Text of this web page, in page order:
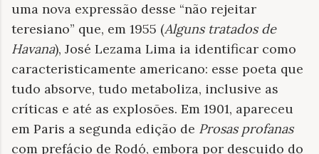
uma nova expressão desse “não rejeitar
teresiano” que, em 1955 (Alguns tratados de
Havana), José Lezama Lima ia identificar como
caracteristicamente americano: esse poeta que
tudo absorve, tudo metaboliza, inclusive as
críticas e até as explosões. Em 1901, apareceu
em Paris a segunda edição de Prosas profanas
com prefácio de Rodó, embora por descuido do